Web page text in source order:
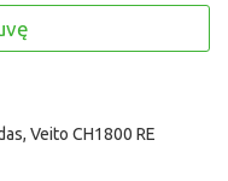
Veito CH1800 RE